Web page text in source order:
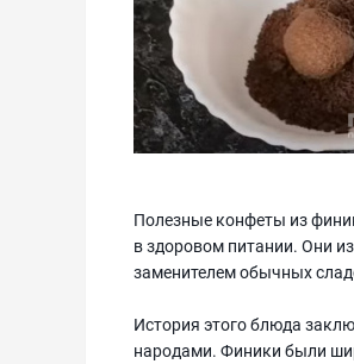
Полезные конфеты из
в здоровом питании. Они
заменителем обычных
История этого блюда
народами. Финики были